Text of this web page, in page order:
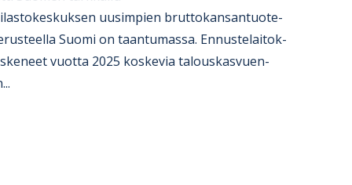
uusim­pien brut­to­kan­san­tuo­te­
Suomi on taan­tu­massa. En­nus­te­lai­tok­
vuotta 2025 kos­ke­via ta­lous­kas­vuen­